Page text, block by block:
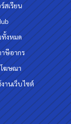
สเรียน
งหมด
ษีอากร
ฆษณา
านเว็บไซต์